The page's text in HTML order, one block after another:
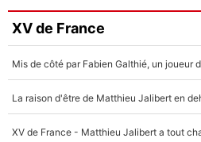
XV de France